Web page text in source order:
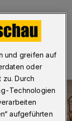
und greifen auf
oder
zu. Durch
Technologien
aufgeführten